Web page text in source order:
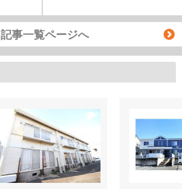
記事一覧ページへ